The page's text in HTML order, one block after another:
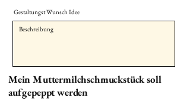
Gestaltungst Wunsch Idee
Mein Muttermilchschmuckstück soll
aufgepeppt werden